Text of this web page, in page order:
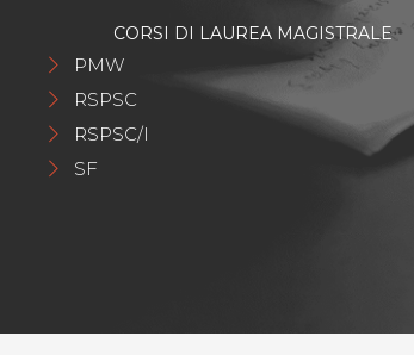
CORSI DI LAUREA MAGISTRALE
PMW
RSPSC
RSPSC/I
SF